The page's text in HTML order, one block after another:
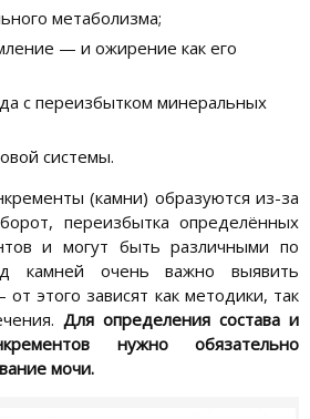
метаболизма;
— и ожирение как его
с переизбытком минеральных
системы.
(камни) образуются из-за
переизбытка определённых
и могут быть различными по
камней очень важно выявить
этого зависят как методики, так
Для определения состава и
нужно обязательно
мочи.